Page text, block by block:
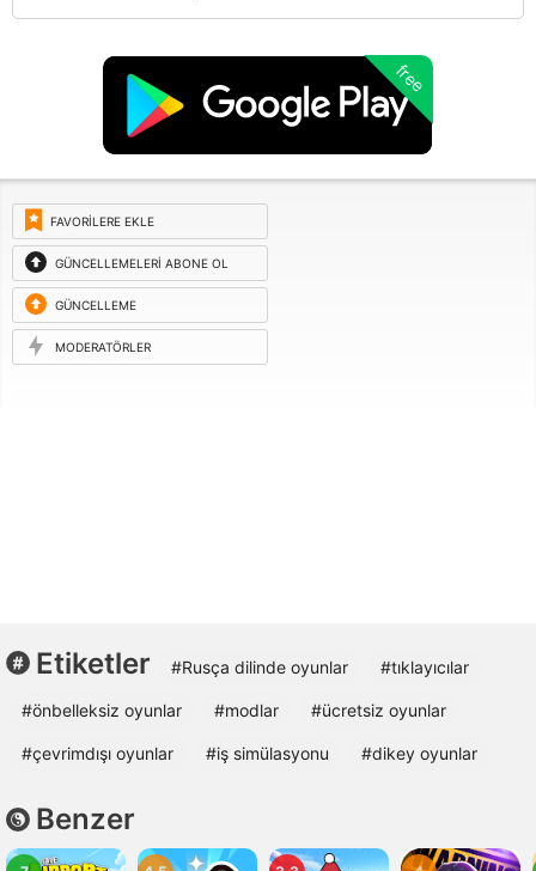
free
FAVORILERE EKLE
GÜNCELLEMELERI ABONE OL
GÜNCELLEME
ISTEĞI
MODERATÖRLER
Etiketler #Rusça dilinde oyunlar #tıklayıcılar
#önbelleksiz oyunlar #modlar #ücretsiz oyunlar
#çevrimdışı oyunlar #iş simülasyonu #dikey oyunlar
Benzer